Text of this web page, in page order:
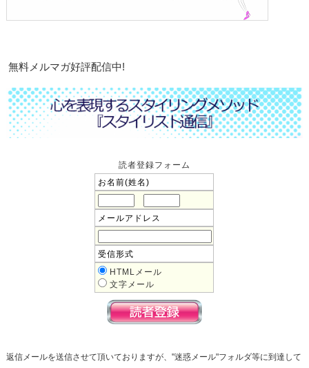
無料メルマガ好評配信中!
読者登録フォーム
お名前(姓名)
メールアドレス
受信形式
HTMLメール
文字メール
返信メールを送信させて頂いておりますが、"迷惑メール"フォルダ等に到達して